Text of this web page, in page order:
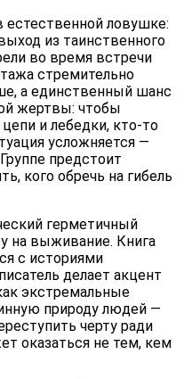
ловушке:
из таинственного
во время встречи
стремительно
а единственный шанс
жертвы: чтобы
и лебедки, кто‑то
усложняется —
предстоит
кого обречь на гибель
герметичный
на выживание. Книга
с историями
делает акцент
экстремальные
природу людей —
черту ради
оказаться не тем, кем